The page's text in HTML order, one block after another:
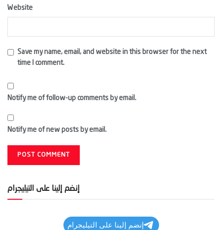
Website
Save my name, email, and website in this browser for the next
time I comment.
Notify me of follow-up comments by email.
Notify me of new posts by email.
إنضم إلينا على التيليجرام
إنضم إلينا على التيليجرام